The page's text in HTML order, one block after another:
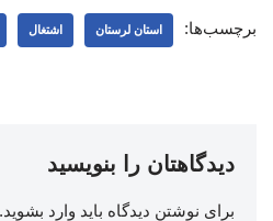
برچسب‌ها: استان لرستان اشتغال
دیدگاهتان را بنویسید
برای نوشتن دیدگاه باید وارد بشوید.